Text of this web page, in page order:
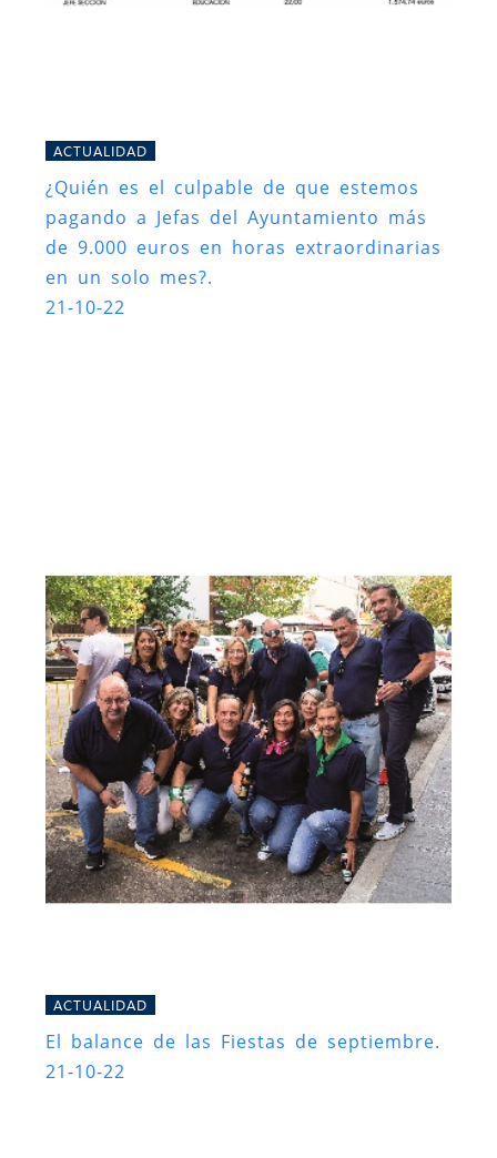
ACTUALIDAD
¿Quién es el culpable de que estemos
pagando a Jefas del Ayuntamiento más
de 9.000 euros en horas extraordinarias
en un solo mes?.
21-10-22
ACTUALIDAD
El balance de las Fiestas de septiembre.
21-10-22